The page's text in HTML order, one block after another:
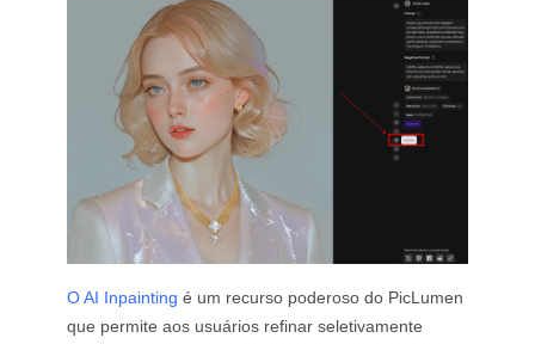
Gerador de Tatuagens com IA
Gerador de Avatar com IA
Gerador de Poses com IA
O AI Inpainting é um recurso poderoso do PicLumen
que permite aos usuários refinar seletivamente